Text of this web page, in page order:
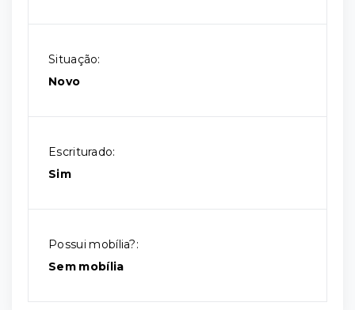
Situação:
Novo
Escriturado:
Sim
Possui mobília?:
Sem mobília